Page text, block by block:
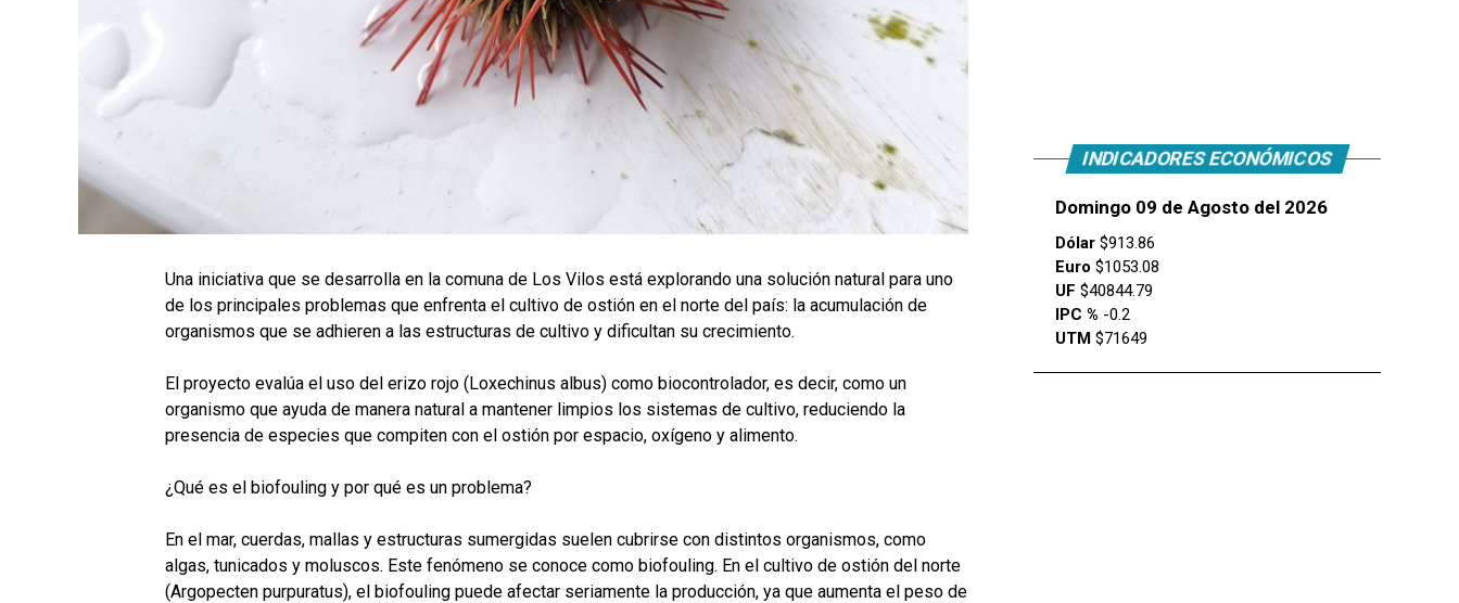
Una iniciativa que se desarrolla en la comuna de Los Vilos está explorando una solución natural para uno
de los principales problemas que enfrenta el cultivo de ostión en el norte del país: la acumulación de
organismos que se adhieren a las estructuras de cultivo y dificultan su crecimiento.
El proyecto evalúa el uso del erizo rojo (Loxechinus albus) como biocontrolador, es decir, como un
organismo que ayuda de manera natural a mantener limpios los sistemas de cultivo, reduciendo la
presencia de especies que compiten con el ostión por espacio, oxígeno y alimento.
¿Qué es el biofouling y por qué es un problema?
En el mar, cuerdas, mallas y estructuras sumergidas suelen cubrirse con distintos organismos, como
algas, tunicados y moluscos. Este fenómeno se conoce como biofouling. En el cultivo de ostión del norte
(Argopecten purpuratus), el biofouling puede afectar seriamente la producción, ya que aumenta el peso de
INDICADORES ECONÓMICOS
Domingo 09 de Agosto del 2026
Dólar $913.86
Euro $1053.08
UF $40844.79
IPC % -0.2
UTM $71649